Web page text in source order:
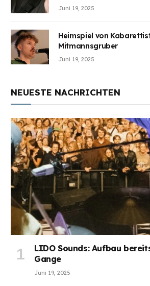
Juni 19, 2025
Heimspiel von
Mitmannsgruber
Juni 19, 2025
NEUESTE NACHRICHTEN
LIDO Sounds: Aufbau
Gange
Juni 19, 2025